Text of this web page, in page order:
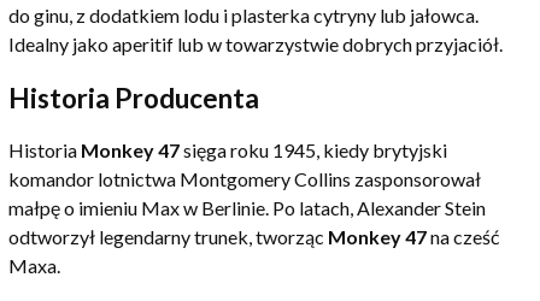
do ginu, z dodatkiem lodu i plasterka cytryny lub jałowca.
Idealny jako aperitif lub w towarzystwie dobrych przyjaciół.
Historia Producenta
Historia Monkey 47sięga roku 1945, kiedy brytyjski
komandor lotnictwa Montgomery Collins zasponsorował
małpę o imieniu Max w Berlinie. Po latach, Alexander Stein
odtworzył legendarny trunek, tworząc Monkey 47na cześć
Maxa.